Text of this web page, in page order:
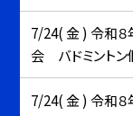
7/24( 金 ) 令和
会 バドミントン
7/24( 金 ) 令和